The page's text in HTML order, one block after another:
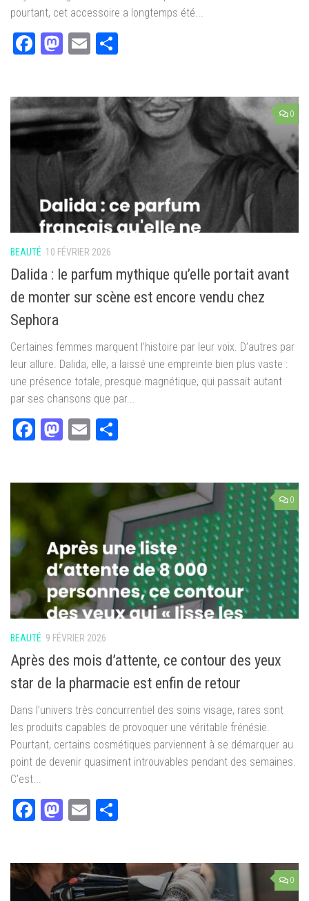
pourtant, cet accessoire a longtemps été...
Facebook
Mastodon
Email
0
BEAUTÉ 10 FÉVRIER 2026
Dalida : le parfum mythique qu’elle portait avant
de monter sur scène est encore vendu chez
Sephora
Certaines femmes marquent l’histoire par leur voix. D’autres par
leur allure. Dalida, elle, a laissé une empreinte bien plus vaste :
une présence totale, presque magnétique, qui passait autant
par ses chansons que par...
Facebook
Mastodon
Email
0
BEAUTÉ 9 FÉVRIER 2026
Après des mois d’attente, ce contour des yeux
star de la pharmacie est enfin de retour
Dans l’univers très concurrentiel des soins visage, rares sont
les produits capables de provoquer une véritable frénésie.
Pourtant, certains cosmétiques parviennent à se démarquer au
point de devenir quasiment introuvables pendant des semaines.
C’est...
Facebook
Mastodon
Email
0